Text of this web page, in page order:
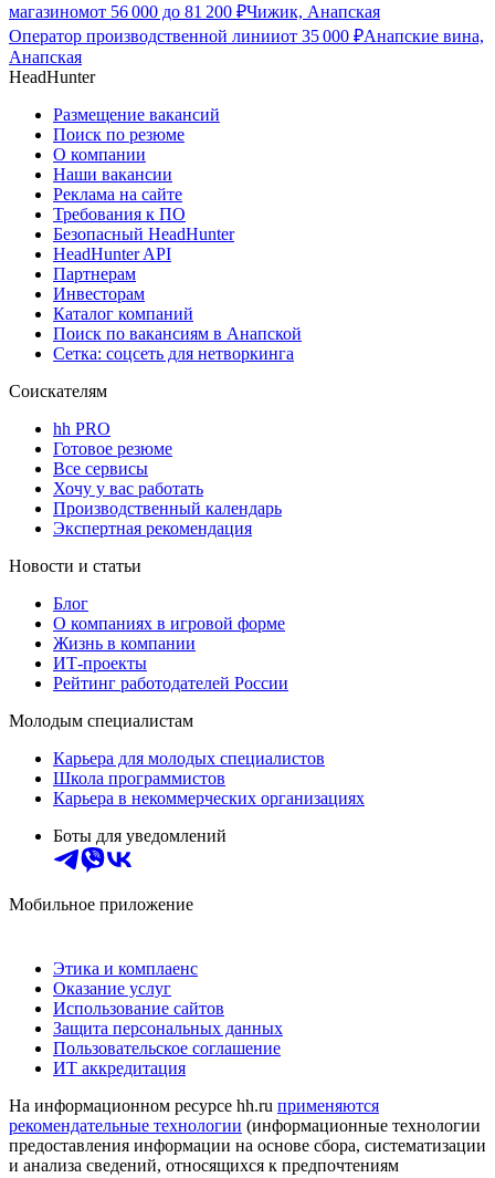
магазиномот 56 000 до 81 200 ₽Чижик, Анапская
Оператор производственной линииот 35 000 ₽Анапские вина,
Анапская
HeadHunter
Размещение вакансий
Поиск по резюме
О компании
Наши вакансии
Реклама на сайте
Требования к ПО
Безопасный HeadHunter
HeadHunter API
Партнерам
Инвесторам
Каталог компаний
Поиск по вакансиям в Анапской
Сетка: соцсеть для нетворкинга
Соискателям
hh PRO
Готовое резюме
Все сервисы
Хочу у вас работать
Производственный календарь
Экспертная рекомендация
Новости и статьи
Блог
О компаниях в игровой форме
Жизнь в компании
ИТ-проекты
Рейтинг работодателей России
Молодым специалистам
Карьера для молодых специалистов
Школа программистов
Карьера в некоммерческих организациях
Боты для уведомлений
Мобильное приложение
Этика и комплаенс
Оказание услуг
Использование сайтов
Защита персональных данных
Пользовательское соглашение
ИТ аккредитация
На информационном ресурсе hh.ru применяются
рекомендательные технологии (информационные технологии
предоставления информации на основе сбора, систематизации
и анализа сведений, относящихся к предпочтениям